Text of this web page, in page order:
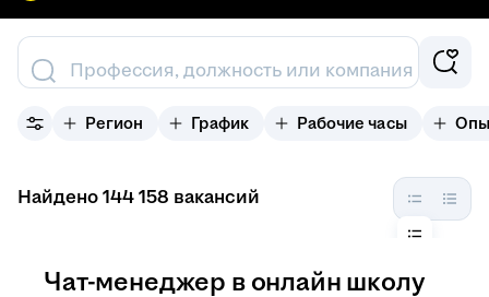
Профессия, должность или компания
Регион График Рабочие часы
Найдено 144 158 вакансий
Чат-менеджер в онлайн школу